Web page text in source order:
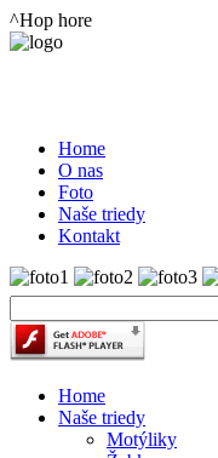
^Hop hore
Home
O nas
Foto
Naše triedy
Kontakt
Home
Naše triedy
Motýliky